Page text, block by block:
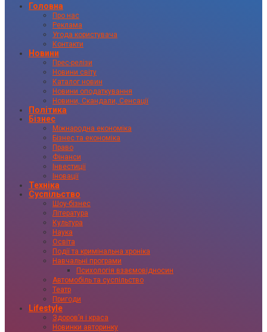
Головна
Про нас
Реклама
Угода користувача
Контакти
Новини
Прес-релізи
Новини світу
Каталог новин
Новини оподаткування
Новини, Скандали, Сенсації
Політика
Бізнес
Міжнародна економіка
Бізнес та економіка
Право
Фінанси
Інвестиції
Іновації
Техніка
Суспільство
Шоу-бізнес
Література
Культура
Наука
Освіта
Події та кримінальна хроніка
Навчальні програми
Психологія взаємовідносин
Автомобіль та суспільство
Театр
Пригоди
Lifestyle
Здоровʼя і краса
Новинки авторинку